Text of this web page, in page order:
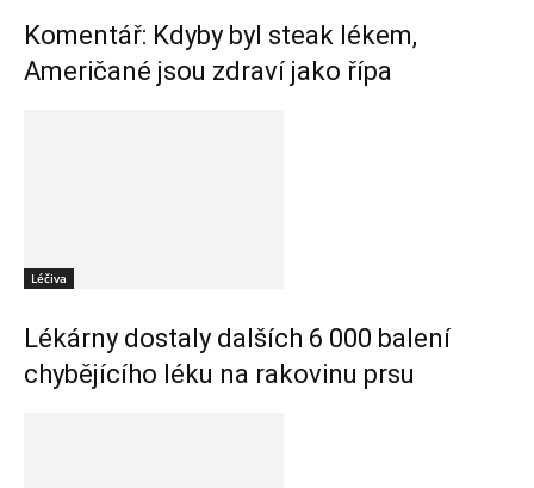
Komentář: Kdyby byl steak lékem,
Američané jsou zdraví jako řípa
Léčiva
Lékárny dostaly dalších 6 000 balení
chybějícího léku na rakovinu prsu